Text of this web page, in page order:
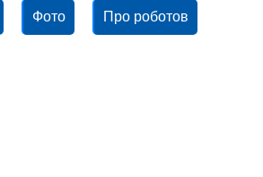
Фото Про роботов